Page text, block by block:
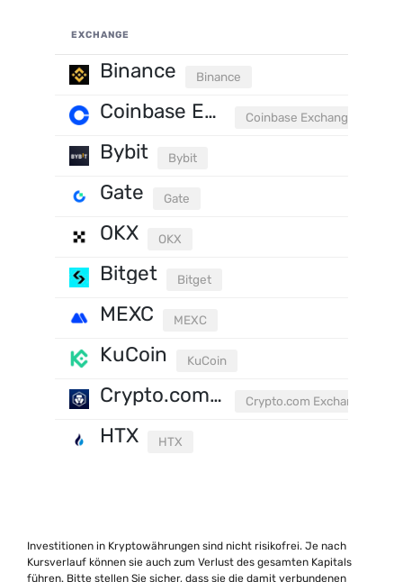
EXCHANGE
Binance Binance
Coinbase Exchange Coinbase Exchange
Bybit Bybit
Gate Gate
OKX OKX
Bitget Bitget
MEXC MEXC
KuCoin KuCoin
Crypto.com Exchange Crypto.com Exchange
HTX HTX
Investitionen in Kryptowährungen sind nicht risikofrei. Je nach
Kursverlauf können sie auch zum Verlust des gesamten Kapitals
führen. Bitte stellen Sie sicher, dass sie die damit verbundenen